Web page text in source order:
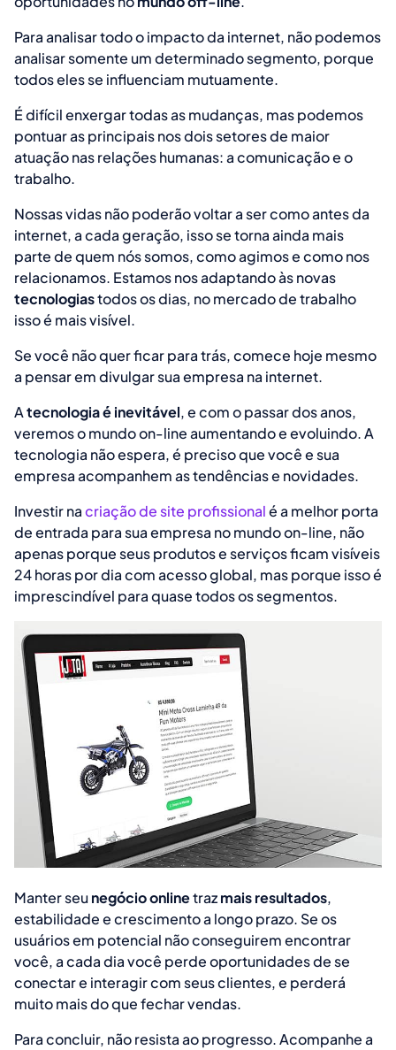
Para analisar todo o impacto da internet, não podemos
analisar somente um determinado segmento, porque
todos eles se influenciam mutuamente.
É difícil enxergar todas as mudanças, mas podemos
pontuar as principais nos dois setores de maior
atuação nas relações humanas: a comunicação e o
trabalho.
Nossas vidas não poderão voltar a ser como antes da
internet, a cada geração, isso se torna ainda mais
parte de quem nós somos, como agimos e como nos
relacionamos. Estamos nos adaptando às novas
tecnologiastodos os dias, no mercado de trabalho
isso é mais visível.
Se você não quer ficar para trás, comece hoje mesmo
a pensar em divulgar sua empresa na internet.
Atecnologia é inevitável, e com o passar dos anos,
veremos o mundo on-line aumentando e evoluindo. A
tecnologia não espera, é preciso que você e sua
empresa acompanhem as tendências e novidades.
Investir nacriação de site profissionalé a melhor porta
de entrada para sua empresa no mundo on-line, não
apenas porque seus produtos e serviços ficam visíveis
24 horas por dia com acesso global, mas porque isso é
imprescindível para quase todos os segmentos.
Manter seunegócio onlinetrazmais resultados,
estabilidade e crescimento a longo prazo. Se os
usuários em potencial não conseguirem encontrar
você, a cada dia você perde oportunidades de se
conectar e interagir com seus clientes, e perderá
muito mais do que fechar vendas.
Para concluir, não resista ao progresso. Acompanhe a